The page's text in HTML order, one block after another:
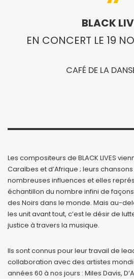
BLACK
EN CONCERT LE 19
CAFÉ DE LA
Les compositeurs de BLACK LIVES
Caraïbes et d’Afrique ; leurs
nombreuses influences et elles
échantillon du nombre infini de
des Noirs dans le monde. Mais au-
les unit avant tout, c’est le désir de
justice à travers la musique.
Ils sont connus pour leur travail de
collaboration avec des artistes
années 60 à nos jours : Miles Davis,